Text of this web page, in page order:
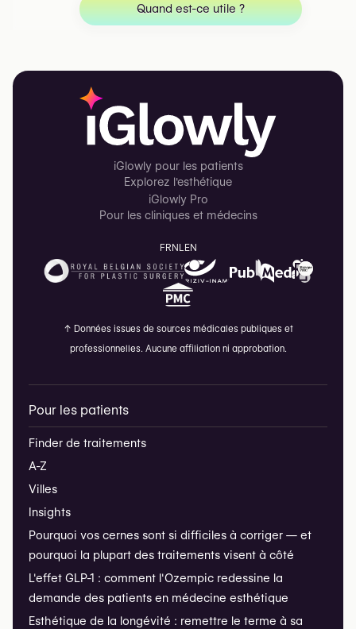
Quand est-ce utile ?
iGlowly pour les patients
Explorez l'esthétique
iGlowly Pro
Pour les cliniques et médecins
FRNL EN
↑ Données issues de sources médicales publiques et
professionnelles. Aucune affiliation ni approbation.
Pour les patients
Finder de traitements
A-Z
Villes
Insights
Pourquoi vos cernes sont si difficiles à corriger — et
pourquoi la plupart des traitements visent à côté
L'effet GLP-1 : comment l'Ozempic redessine la
demande des patients en médecine esthétique
Esthétique de la longévité : remettre le terme à sa